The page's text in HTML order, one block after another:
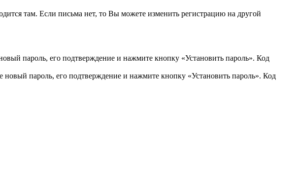
там. Если письма нет, то Вы можете изменить регистрацию на другой
пароль, его подтверждение и нажмите кнопку «Установить пароль». Код
пароль, его подтверждение и нажмите кнопку «Установить пароль». Код